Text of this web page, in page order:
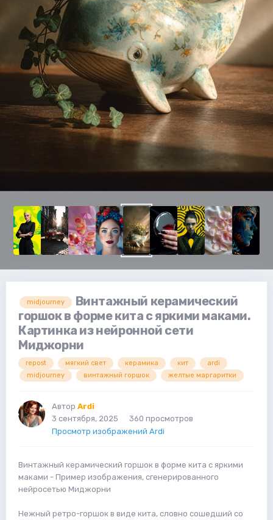
midjourney
Винтажный керамический
горшок в форме кита с яркими маками.
Картинка из нейронной сети
Миджорни
repost мягкий свет керамика кит
ardi
midjourney
винтажный горшок желтые маргаритки
Автор Ardi
3 сентября, 2025
360 просмотров
Просмотр изображений Ardi
Винтажный керамический горшок в форме кита с яркими
маками - Пример изображения, сгенерированного
нейросетью Миджорни
Нежный ретро-горшок в виде кита, словно сошедший со